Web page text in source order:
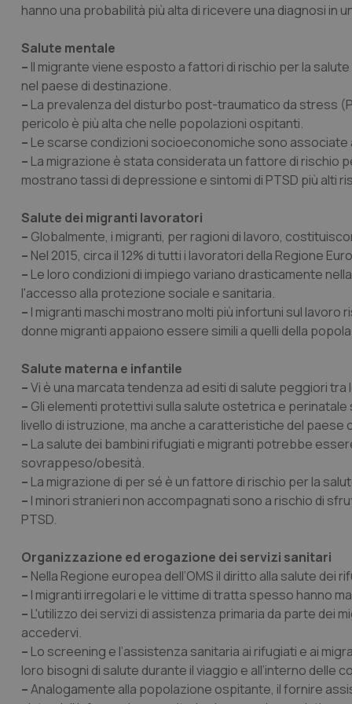
hanno una probabilità più alta di ricevere una diagnosi
Salute mentale
– Il migrante viene esposto a fattori di rischio per la
nel paese di destinazione.
– La prevalenza del disturbo post-traumatico da stress
pericolo è più alta che nelle popolazioni ospitanti.
– Le scarse condizioni socioeconomiche sono associate
– La migrazione è stata considerata un fattore di rischio
mostrano tassi di depressione e sintomi di PTSD più alti
Salute dei migranti lavoratori
– Globalmente, i migranti, per ragioni di lavoro,
– Nel 2015, circa il 12% di tutti i lavoratori della Regione
– Le loro condizioni di impiego variano drasticamente
l'accesso alla protezione sociale e sanitaria.
– I migranti maschi mostrano molti più infortuni sul lavoro
donne migranti appaiono essere simili a quelli della
Salute materna e infantile
–Vi è una marcata tendenza ad esiti di salute peggiori
– Gli elementi protettivi sulla salute ostetrica e
livello di istruzione, ma anche a caratteristiche del
– La salute dei bambini rifugiati e migranti potrebbe
sovrappeso/obesità.
– La migrazione di per sé è un fattore di rischio per la
– I minori stranieri non accompagnati sono a rischio di
PTSD.
Organizzazione ed erogazione dei servizi sanitari
– Nella Regione europea dell’OMS il diritto alla salute
– I migranti irregolari e le vittime di tratta spesso hanno
– L'utilizzo dei servizi di assistenza primaria da parte dei
accedervi.
– Lo screening e l’assistenza sanitaria ai rifugiati e ai
loro bisogni di salute durante il viaggio e all’interno delle
–Analogamente alla popolazione ospitante, il fornire
CookieScriptConsent
tracking-enable
session-id
_ga
_ga_KM60CM4NPH
_ga_0VMQEQKQ1N
YSC
__Secure-
ROLLOUT_TOKEN
tracking-sites-